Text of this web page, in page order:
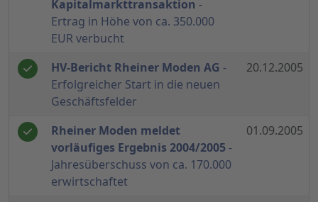
Kapitalmarkttransaktion -
Ertrag in Höhe von ca. 350.000
EUR verbucht
HV-Bericht Rheiner Moden AG -
Erfolgreicher Start in die neuen
Geschäftsfelder
20.12.2005
Rheiner Moden meldet
vorläufiges Ergebnis 2004/2005-
Jahresüberschuss von ca. 170.000
erwirtschaftet
01.09.2005